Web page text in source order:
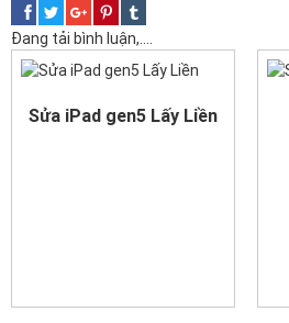
Đang tải bình luận,....
Sửa iPad gen5 Lấy Liền